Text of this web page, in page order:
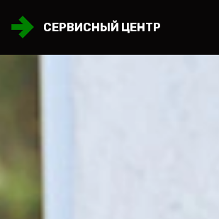
СЕРВИСНЫЙ ЦЕНТР